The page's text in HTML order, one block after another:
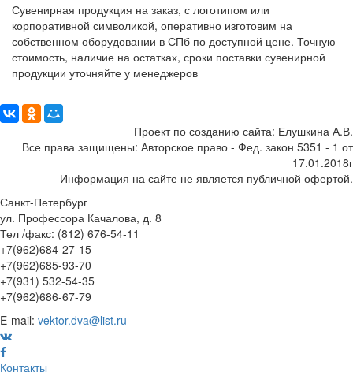
Сувенирная продукция на заказ, с логотипом или
корпоративной символикой, оперативно изготовим на
собственном оборудовании в СПб по доступной цене. Точную
стоимость, наличие на остатках, сроки поставки сувенирной
продукции уточняйте у менеджеров
Проект по созданию сайта: Елушкина А.В.
Все права защищены: Авторское право - Фед. закон 5351 - 1 от
17.01.2018г
Информация на сайте не является публичной офертой.
Санкт-Петербург
ул. Профессора Качалова, д. 8
Тел /факс: (812) 676-54-11
+7(962)684-27-15
+7(962)685-93-70
+7(931) 532-54-35
+7(962)686-67-79
E-mail: vektor.dva@list.ru
Контакты